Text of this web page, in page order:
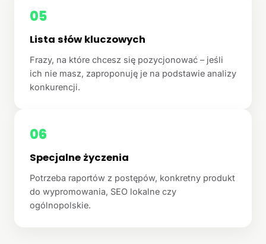
05
Lista słów kluczowych
Frazy, na które chcesz się pozycjonować – jeśli
ich nie masz, zaproponuję je na podstawie analizy
konkurencji.
06
Specjalne życzenia
Potrzeba raportów z postępów, konkretny produkt
do wypromowania, SEO lokalne czy
ogólnopolskie.